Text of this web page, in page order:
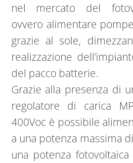
nel mercato del
ovvero alimentare
grazie al sole,
realizzazione
del pacco batterie.
Grazie alla presenza di
regolatore di carica
400Voc è possibile
a una potenza massima
una potenza